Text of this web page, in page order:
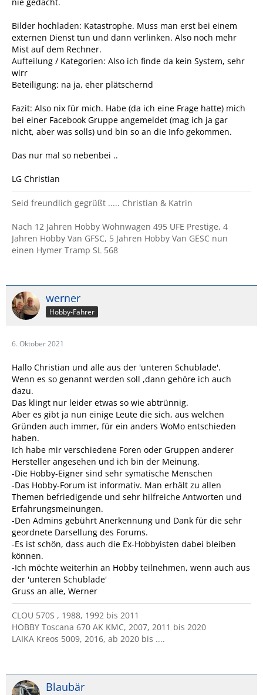
nie gedacht.
Bilder hochladen: Katastrophe. Muss man erst bei einem
externen Dienst tun und dann verlinken. Also noch mehr
Mist auf dem Rechner.
Aufteilung / Kategorien: Also ich finde da kein System, sehr
wirr
Beteiligung: na ja, eher plätschernd
Fazit: Also nix für mich. Habe (da ich eine Frage hatte) mich
bei einer Facebook Gruppe angemeldet (mag ich ja gar
nicht, aber was solls) und bin so an die Info gekommen.
Das nur mal so nebenbei ..
LG Christian
Seid freundlich gegrüßt ..... Christian & Katrin
Nach 12 Jahren Hobby Wohnwagen 495 UFE Prestige, 4
Jahren Hobby Van GFSC, 5 Jahren Hobby Van GESC nun
einen Hymer Tramp SL 568
werner
Hobby-Fahrer
6. Oktober 2021
Hallo Christian und alle aus der 'unteren Schublade'.
Wenn es so genannt werden soll ,dann gehöre ich auch
dazu.
Das klingt nur leider etwas so wie abtrünnig.
Aber es gibt ja nun einige Leute die sich, aus welchen
Gründen auch immer, für ein anders WoMo entschieden
haben.
Ich habe mir verschiedene Foren oder Gruppen anderer
Hersteller angesehen und ich bin der Meinung.
-Die Hobby-Eigner sind sehr symatische Menschen
-Das Hobby-Forum ist informativ. Man erhält zu allen
Themen befriedigende und sehr hilfreiche Antworten und
Erfahrungsmeinungen.
-Den Admins gebührt Anerkennung und Dank für die sehr
geordnete Darsellung des Forums.
-Es ist schön, dass auch die Ex-Hobbyisten dabei bleiben
können.
-Ich möchte weiterhin an Hobby teilnehmen, wenn auch aus
der 'unteren Schublade'
Gruss an alle, Werner
CLOU 570S , 1988, 1992 bis 2011
HOBBY Toscana 670 AK KMC, 2007, 2011 bis 2020
LAIKA Kreos 5009, 2016, ab 2020 bis ....
Blaubär